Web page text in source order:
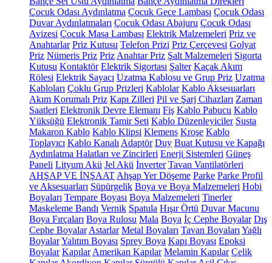
Çocuk Odası Aydınlatma Çocuk Gece Lambası Çocuk Odası
Duvar Aydınlatmaları Çocuk Odası Abajuru Çocuk Odası
Avizesi Çocuk Masa Lambası Elektrik Malzemeleri Priz ve
Anahtarlar Priz Kutusu Telefon Prizi Priz Çerçevesi Golyat
Priz Nümeris Priz Priz Anahtar Priz Şalt Malzemeleri Sigorta
Kutusu Kontaktör Elektrik Sigortası Şalter Kaçak Akım
Rölesi Elektrik Sayacı Uzatma Kablosu ve Grup Priz Uzatma
Kabloları Çoklu Grup Prizleri Kablolar Kablo Aksesuarları
Akım Korumalı Priz Kapı Zilleri Pil ve Şarj Cihazları Zaman
Saatleri Elektronik Devre Elemanı Fiş Kablo Pabucu Kablo
Yüksüğü Elektronik Tamir Seti Kablo Düzenleyiciler Susta
Makaron Kablo Kablo Klipsi Klemens Kroşe Kablo
Toplayıcı Kablo Kanalı Adaptör Duy Buat Kutusu ve Kapağı
Aydınlatma Halatları ve Zincirleri Enerji Sistemleri Güneş
Paneli Lityum Akü Jel Akü İnverter Tavan Vantilatörleri
AHŞAP VE İNŞAAT Ahşap Yer Döşeme Parke Parke Profil
ve Aksesuarları Süpürgelik Boya ve Boya Malzemeleri Hobi
Boyaları Tempare Boyası Boya Malzemeleri Tinerler
Maskeleme Bandı Vernik Spatula Hışır Örtü Duvar Macunu
Boya Fırçaları Boya Rulosu Mala Boya İç Cephe Boyalar Dış
Cephe Boyalar Astarlar Metal Boyaları Tavan Boyaları Yağlı
BoyalarYalıtım Boyası Sprey Boya Kapı Boyası Epoksi
Boyalar Kapılar Amerikan Kapılar Melamin Kapılar Çelik